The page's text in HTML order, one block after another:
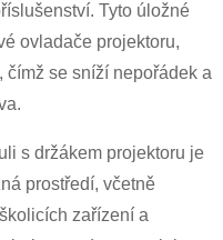
Tyto úložné
ovladače projektoru,
čímž se sníží nepořádek a
s držákem projektoru je
prostředí, včetně
zařízení a
×
×